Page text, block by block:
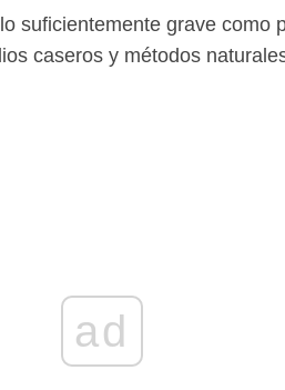
suficientemente grave como
caseros y métodos
ad